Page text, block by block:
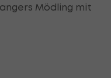
Mödling mit